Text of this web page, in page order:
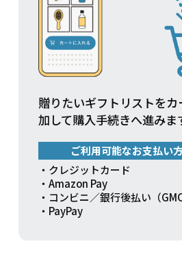
贈りたいギフトリストをカ
加して購入手続きへ進みま
ご利用可能なお支払い
・クレジットカード
・Amazon Pay
・コンビニ／銀行後払い（
・PayPay